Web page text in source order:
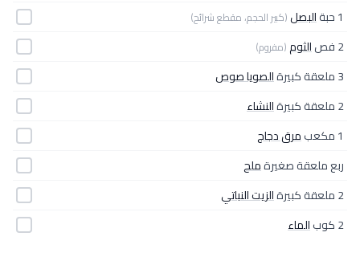
1 حبة البصل(كبير الحجم، مقطع شرائح)
2 فص الثوم(مفروم)
3 ملعقة كبيرة
الصويا صوص
2 ملعقة كبيرة
النشاء
1 مكعب
مرق دجاج
ربع ملعقة صغيرةملح
2 ملعقة كبيرة
الزيت النباتي
2 كوب
الماء